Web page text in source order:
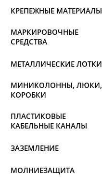
КРЕПЕЖНЫЕ МАТЕРИАЛЫ
МАРКИРОВОЧНЫЕ
СРЕДСТВА
МЕТАЛЛИЧЕСКИЕ ЛОТКИ
МИНИКОЛОННЫ, ЛЮКИ,
КОРОБКИ
ПЛАСТИКОВЫЕ
КАБЕЛЬНЫЕ КАНАЛЫ
ЗАЗЕМЛЕНИЕ
МОЛНИЕЗАЩИТА